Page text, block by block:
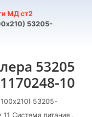
МД ст2
53205-
53205
10
53205-
Система питания .